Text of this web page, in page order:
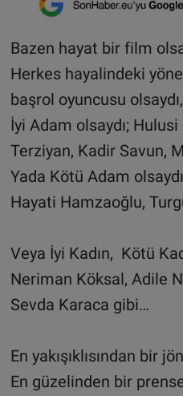
Bazen hayat bir film
Herkes hayalindeki
başrol oyuncusu olsaydı,
İyi Adam olsaydı;
Terziyan, Kadir Savun,
Yada Kötü Adam
Hayati Hamzaoğlu,
Veya İyi Kadın, Kötü
Neriman Köksal, Adile
Sevda Karaca gibi…
En yakışıklısından bir
En güzelinden bir